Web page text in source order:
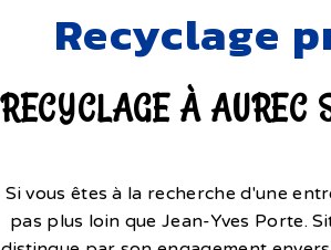
Recyclage
RECYCLAGE À AUREC
Si vous êtes à la recherche d'une
pas plus loin que Jean-Yves Porte.